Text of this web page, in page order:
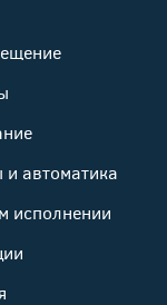
автоматика
исполнении